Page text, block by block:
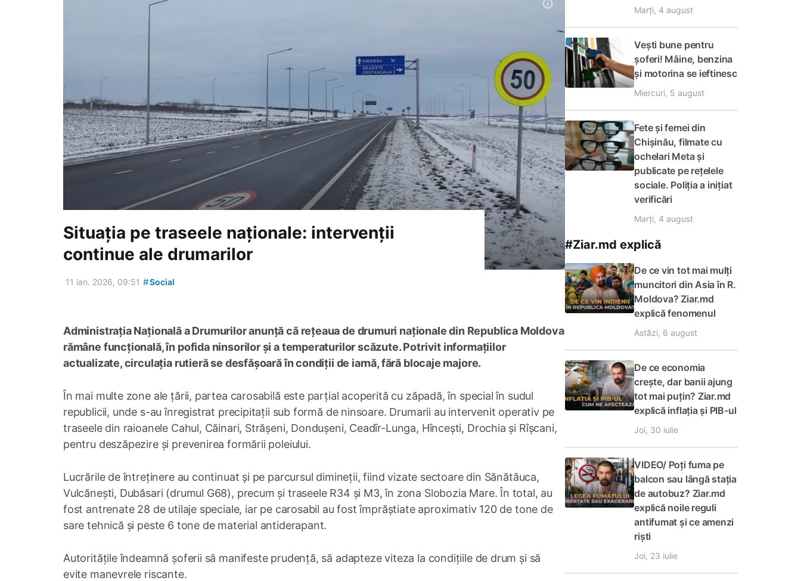
Situația pe traseele naționale: intervenții
continue ale drumarilor
11 ian. 2026, 09:51 #Social
Administrația Națională a Drumurilor anunță că rețeaua de drumuri naționale din Republica Moldova
rămâne funcțională, în pofida ninsorilor și a temperaturilor scăzute. Potrivit informațiilor
actualizate, circulația rutieră se desfășoară în condiții de iarnă, fără blocaje majore.
În mai multe zone ale țării, partea carosabilă este parțial acoperită cu zăpadă, în special în sudul
republicii, unde s-au înregistrat precipitații sub formă de ninsoare. Drumarii au intervenit operativ pe
traseele din raioanele Cahul, Căinari, Strășeni, Dondușeni, Ceadîr-Lunga, Hîncești, Drochia și Rîșcani,
pentru deszăpezire și prevenirea formării poleiului.
Lucrările de întreținere au continuat și pe parcursul dimineții, fiind vizate sectoare din Sănătăuca,
Vulcănești, Dubăsari (drumul G68), precum și traseele R34 și M3, în zona Slobozia Mare. În total, au
fost antrenate 28 de utilaje speciale, iar pe carosabil au fost împrăștiate aproximativ 120 de tone de
sare tehnică și peste 6 tone de material antiderapant.
Autoritățile îndeamnă șoferii să manifeste prudență, să adapteze viteza la condițiile de drum și să
evite manevrele riscante.
Marți, 4 august
Vești bune pentru
șoferi! Mâine, benzina
și motorina se ieftinesc
Miercuri, 5 august
Fete și femei din
Chișinău, filmate cu
ochelari Meta și
publicate pe rețelele
sociale. Poliția a inițiat
verificări
Marți, 4 august
#Ziar.md explică
De ce vin tot mai mulți
muncitori din Asia în R.
Moldova? Ziar.md
explică fenomenul
Astăzi, 6 august
De ce economia
crește, dar banii ajung
tot mai puțin? Ziar.md
explică inflația și PIB-ul
Joi, 30 iulie
VIDEO/ Poți fuma pe
balcon sau lângă stația
de autobuz? Ziar.md
explică noile reguli
antifumat și ce amenzi
riști
Joi, 23 iulie